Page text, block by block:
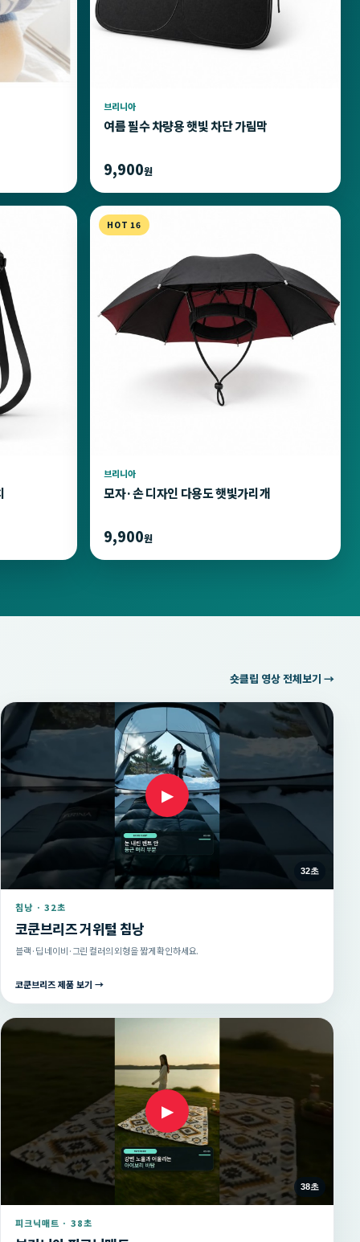
브리니아
여름 필수 차량용 햇빛 차단 가림막
9,900원
HOT 16
브리니아
모자·손 디자인 다용도 햇빛가리개
9,900원
숏클립 영상 전체보기 →
▶
32초
침낭 · 32초
코쿤브리즈 거위털 침낭
블랙·딥 네이비·그린 컬러의 외형을 짧게 확인하세요.
코쿤브리즈 제품 보기 →
▶
38초
피크닉매트 · 38초